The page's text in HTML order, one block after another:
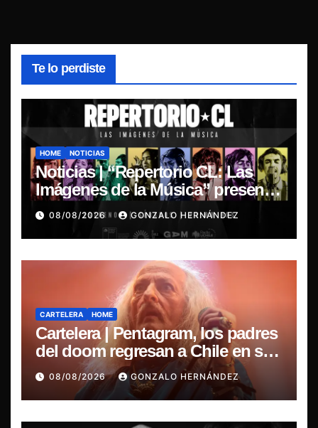
Te lo perdiste
HOME NOTICIAS
Noticias | “Repertorio CL: Las
Imágenes de la Música” presenta
la esencia del nuevo sonido
nacional
08/08/2026 GONZALO HERNÁNDEZ
CARTELERA HOME
Cartelera | Pentagram, los padres
del doom regresan a Chile en su
última misa
08/08/2026 GONZALO HERNÁNDEZ